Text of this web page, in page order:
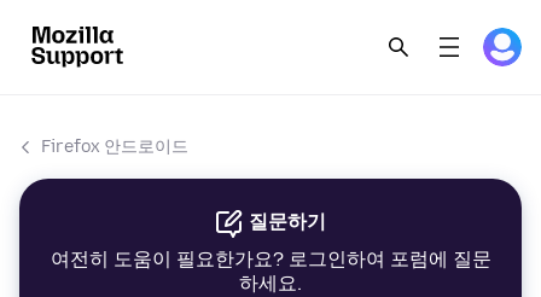
Firefox 안드로이드
질문하기
여전히 도움이 필요한가요? 로그인하여 포럼에 질문
하세요.